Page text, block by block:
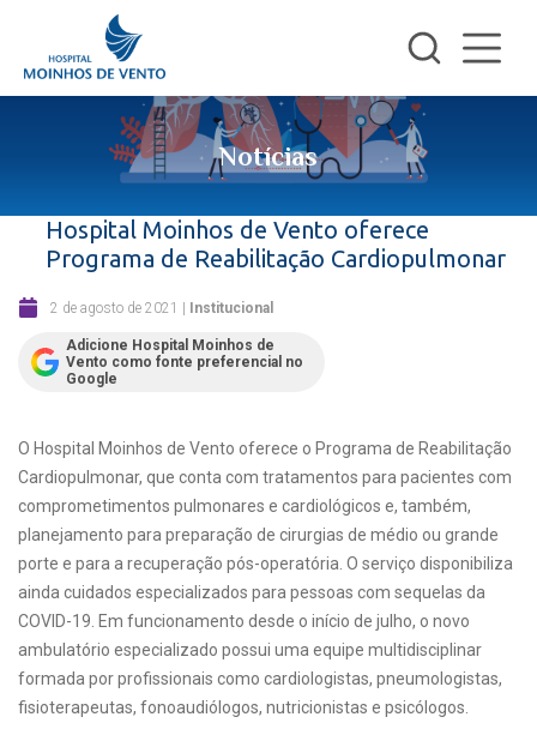
Notícias
Hospital Moinhos de Vento oferece
Programa de Reabilitação Cardiopulmonar
2 de agosto de 2021 | Institucional
Adicione Hospital Moinhos de
Vento como fonte preferencial no
Google
O Hospital Moinhos de Vento oferece o Programa de Reabilitação
Cardiopulmonar, que conta com tratamentos para pacientes com
comprometimentos pulmonares e cardiológicos e, também,
planejamento para preparação de cirurgias de médio ou grande
porte e para a recuperação pós-operatória. O serviço disponibiliza
ainda cuidados especializados para pessoas com sequelas da
COVID-19. Em funcionamento desde o início de julho, o novo
ambulatório especializado possui uma equipe multidisciplinar
formada por profissionais como cardiologistas, pneumologistas,
fisioterapeutas, fonoaudiólogos, nutricionistas e psicólogos.